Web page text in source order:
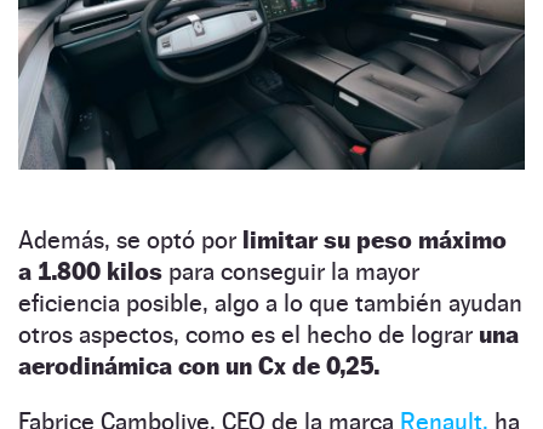
Además, se optó por limitar su peso máximo
a 1.800 kilos para conseguir la mayor
eficiencia posible, algo a lo que también ayudan
otros aspectos, como es el hecho de lograr una
aerodinámica con un Cx de 0,25.
Fabrice Cambolive, CEO de la marca Renault, ha